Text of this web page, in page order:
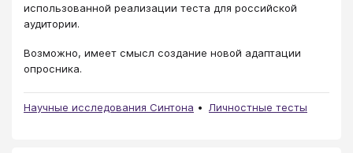
использованной реализации теста для российской
аудитории.
Возможно, имеет смысл создание новой адаптации
опросника.
Научные исследования Синтона Личностные тесты